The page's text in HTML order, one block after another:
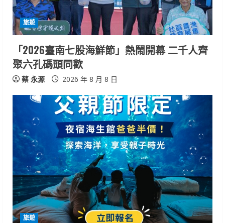
d
i
n
g
旅遊
「2026臺南七股海鮮節」熱鬧開幕 二千人齊
聚六孔碼頭同歡
蔡 永源 2026 年 8 月 8 日
旅遊